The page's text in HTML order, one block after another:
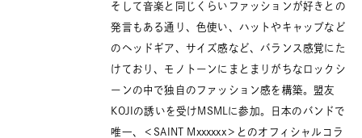
そして音楽と同じくらいファッションが好きとの
発言もある通り、色使い、ハットやキャップなど
のヘッドギア、サイズ感など、バランス感覚にた
けており、モノトーンにまとまりがちなロックシ
ーンの中で独自のファッション感を構築。盟友
KOJIの誘いを受けMSMLに参加。日本のバンドで
唯一、＜SAINT Mxxxxxx＞とのオフィシャルコラ